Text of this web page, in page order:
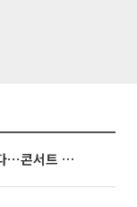
빅뱅, 20주년 기념 '새 뱅봉' 선보인다⋯콘서트 앞두고 팝업 개최